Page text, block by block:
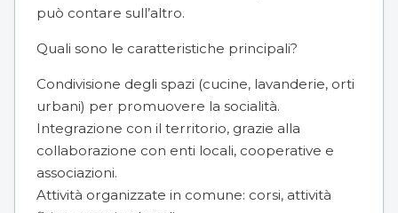
può contare sull’altro.
Quali sono le caratteristiche principali?
Condivisione degli spazi (cucine, lavanderie, orti
urbani) per promuovere la socialità.
Integrazione con il territorio, grazie alla
collaborazione con enti locali, cooperative e
associazioni.
Attività organizzate in comune: corsi, attività